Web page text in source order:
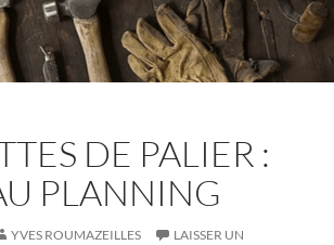
DE PALIER :
PLANNING
YVES ROUMAZEILLES
LAISSER UN